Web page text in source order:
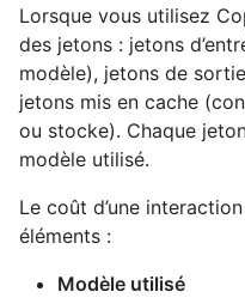
Lorsque vous utilisez
des jetons : jetons
modèle), jetons de
jetons mis en cache
ou stocke). Chaque
modèle utilisé.
Le coût d’une
éléments :
Modèle utilisé